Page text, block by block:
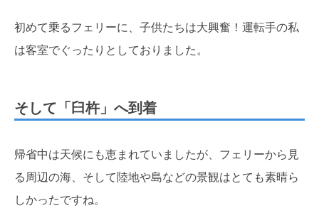
初めて乗るフェリーに、子供たちは大興奮！運転手の私
は客室でぐったりとしておりました。
そして「臼杵」へ到着
帰省中は天候にも恵まれていましたが、フェリーから見
る周辺の海、そして陸地や島などの景観はとても素晴ら
しかったですね。